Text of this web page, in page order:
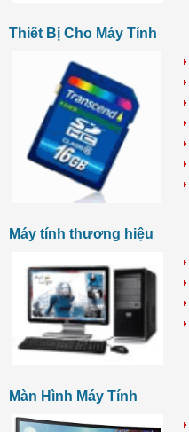
Thiết Bị Cho Máy Tính
Máy tính thương hiệu
Màn Hình Máy Tính